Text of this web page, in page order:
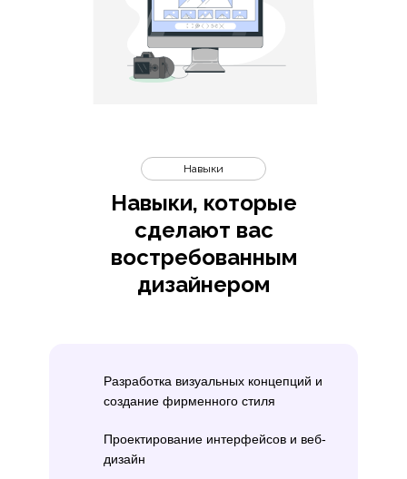
Навыки, которые
сделают вас
востребованным
дизайнером
Навыки
Разработка визуальных концепций и
создание фирменного стиля
Проектирование интерфейсов и веб-
дизайн